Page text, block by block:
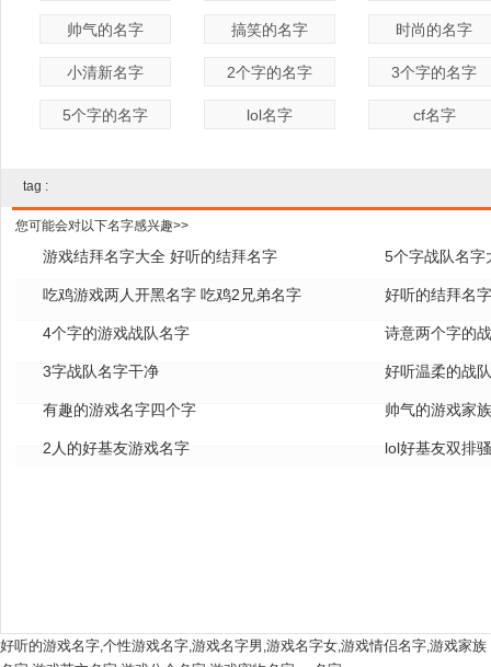
帅气的名字 搞笑的名字 时尚的名字
小清新名字 2个字的名字 3个字的名字
5个字的名字 lol名字 cf名字
tag :
您可能会对以下名字感兴趣>>
游戏结拜名字大全 好听的结拜名字 5个字战队名字
吃鸡游戏两人开黑名字 吃鸡2兄弟名字 好听的结拜名
4个字的游戏战队名字 诗意两个字的
3字战队名字干净 好听温柔的战
有趣的游戏名字四个字 帅气的游戏家
2人的好基友游戏名字 lol好基友双排
好听的游戏名字,个性游戏名字,游戏名字男 ,游戏名字女,游戏情侣名字,游戏家族